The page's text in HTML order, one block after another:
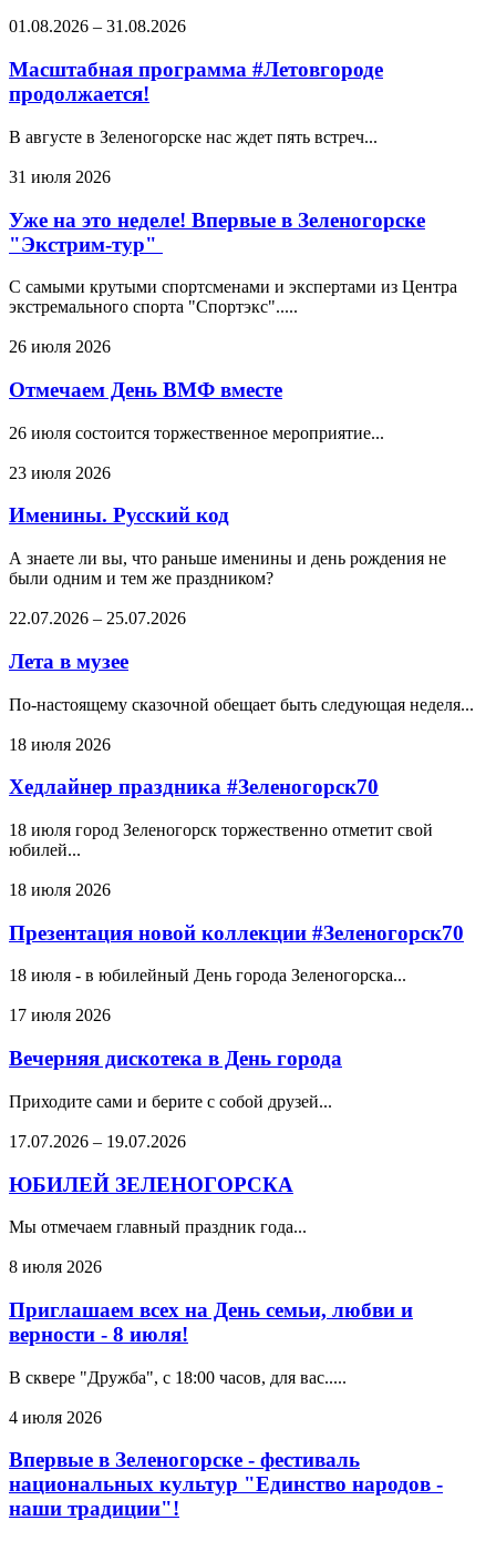
01.08.2026 – 31.08.2026
Масштабная программа #Летовгороде
продолжается!
В августе в Зеленогорске нас ждет пять встреч...
31 июля 2026
Уже на это неделе! Впервые в Зеленогорске
"Экстрим-тур"
С самыми крутыми спортсменами и экспертами из Центра
экстремального спорта "Спортэкс".....
26 июля 2026
Отмечаем День ВМФ вместе
26 июля состоится торжественное мероприятие...
23 июля 2026
Именины. Русский код
А знаете ли вы, что раньше именины и день рождения не
были одним и тем же праздником?
22.07.2026 – 25.07.2026
Лета в музее
По-настоящему сказочной обещает быть следующая неделя...
18 июля 2026
Хедлайнер праздника #Зеленогорск70
18 июля город Зеленогорск торжественно отметит свой
юбилей...
18 июля 2026
Презентация новой коллекции #Зеленогорск70
18 июля - в юбилейный День города Зеленогорска...
17 июля 2026
Вечерняя дискотека в День города
Приходите сами и берите с собой друзей...
17.07.2026 – 19.07.2026
ЮБИЛЕЙ ЗЕЛЕНОГОРСКА
Мы отмечаем главный праздник года...
8 июля 2026
Приглашаем всех на День семьи, любви и
верности - 8 июля!
В сквере "Дружба", с 18:00 часов, для вас.....
4 июля 2026
Впервые в Зеленогорске - фестиваль
национальных культур "Единство народов -
наши традиции"!